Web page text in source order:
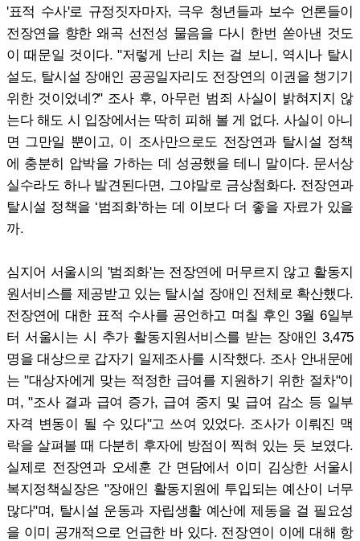
'표적 수사'로 규정짓자마자, 극우 청년들과 보수 언론들이
전장연을 향한 왜곡 선전성 물음을 다시 한번 쏟아낸 것도
이 때문일 것이다. "저렇게 난리 치는 걸 보니, 역시나 탈시
설도, 탈시설 장애인 공공일자리도 전장연의 이권을 챙기기
위한 것이었네?" 조사 후, 아무런 범죄 사실이 밝혀지지 않
는다 해도 시 입장에서는 딱히 피해 볼 게 없다. 사실이 아니
면 그만일 뿐이고, 이 조사만으로도 전장연과 탈시설 정책
에 충분히 압박을 가하는 데 성공했을 테니 말이다. 문서상
실수라도 하나 발견된다면, 그야말로 금상첨화다. 전장연과
탈시설 정책을 ‘범죄화’하는 데 이보다 더 좋을 자료가 있을
까.
심지어 서울시의 '범죄화'는 전장연에 머무르지 않고 활동지
원서비스를 제공받고 있는 탈시설 장애인 전체로 확산했다.
전장연에 대한 표적 수사를 공언하고 며칠 후인 3월 6일부
터 서울시는 시 추가 활동지원서비스를 받는 장애인 3,475
명을 대상으로 갑자기 일제조사를 시작했다. 조사 안내문에
는 "대상자에게 맞는 적정한 급여를 지원하기 위한 절차"이
며, "조사 결과 급여 증가, 급여 중지 및 급여 감소 등 일부
자격 변동이 될 수 있다"고 쓰여 있었다. 조사가 이뤄진 맥
락을 살펴볼 때 다분히 후자에 방점이 찍혀 있는 듯 보였다.
실제로 전장연과 오세훈 간 면담에서 이미 김상한 서울시
복지정책실장은 "장애인 활동지원에 투입되는 예산이 너무
많다"며, 탈시설 운동과 자립생활 예산에 제동을 걸 필요성
을 이미 공개적으로 언급한 바 있다. 전장연이 이에 대해 항